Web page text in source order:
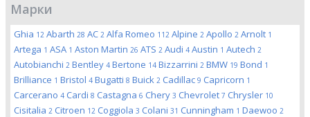
Марки
Ghia 12 Abarth 28 AC 2 Alfa Romeo 112 Alpine 2 Apollo 2 Arnolt 1
Artega 1 ASA 1 Aston Martin 26 ATS 2 Audi 4 Austin 1 Autech 2
Autobianchi 2 Bentley 4 Bertone 14 Bizzarrini 2 BMW 19 Bond 1
Brilliance 1 Bristol 4 Bugatti 8 Buick 2 Cadillac 9 Capricorn 1
Carcerano 4 Cardi 8 Castagna 6 Chery 3 Chevrolet 7 Chrysler 10
Cisitalia 2 Citroen 12 Coggiola 3 Colani 31 Cunningham 1 Daewoo 2